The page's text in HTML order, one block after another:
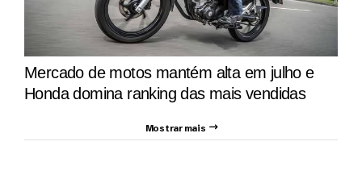
Mercado de motos mantém alta em julho e
Honda domina ranking das mais vendidas
Mostrar mais